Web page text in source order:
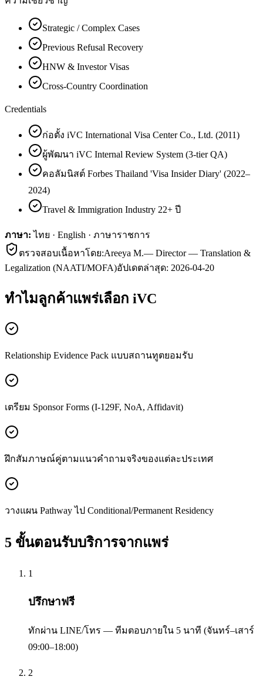
Strategic / Complex Cases
Previous Refusal Recovery
HNW & Investor Visas
Cross-Country Coordination
Credentials
ก่อตั้ง iVC International Visa Center Co., Ltd. (2011)
ผู้พัฒนา iVC Internal Review System (3-tier QA)
คอลัมนิสต์ Forbes Thailand 'Visa Insider Diary' (2022–
2024)
Travel & Immigration Industry 22+ ปี
ภาษา: ไทย · English · ภาษาราชการ
ตรวจสอบเนื้อหาโดย:Areeya M.— Director — Translation &
Legalization (NAATI/MOFA)อัปเดตล่าสุด: 2026-04-20
ทำไมลูกค้าแพร่เลือก iVC
Relationship Evidence Pack แบบสถานทูตยอมรับ
เตรียม Sponsor Forms (I-129F, NoA, Affidavit)
ฝึกสัมภาษณ์คู่ตามแนวคำถามจริงของแต่ละประเทศ
วางแผน Pathway ไป Conditional/Permanent Residency
5 ขั้นตอนรับบริการจากแพร่
1
ปรึกษาฟรี
ทักผ่าน LINE/โทร — ทีมตอบภายใน 5 นาที (จันทร์–เสาร์
09:00–18:00)
2